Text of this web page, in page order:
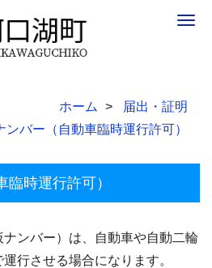
ホーム
届出・証明
ンバー（自動車臨時運行許可）
時運行許可）
ンバー）は、自動車や自動二輪
行させる場合になります。